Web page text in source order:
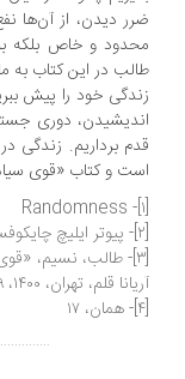
دیدن، از آن‌ها نفع
و خاص بلکه برای
در این کتاب به ما
خود را پیش ببریم و
دوری جستن از
برداریم. زندگی در
و کتاب «قوی سیاه»
[۳]- طالب، نسیم، «قوی
قلم، تهران، ۱۴۰۰، ۹
...............